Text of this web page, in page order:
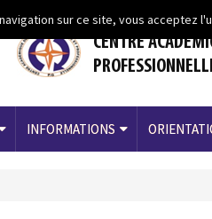
sur ce site, vous acceptez
CENTRE
INFORMATIONS